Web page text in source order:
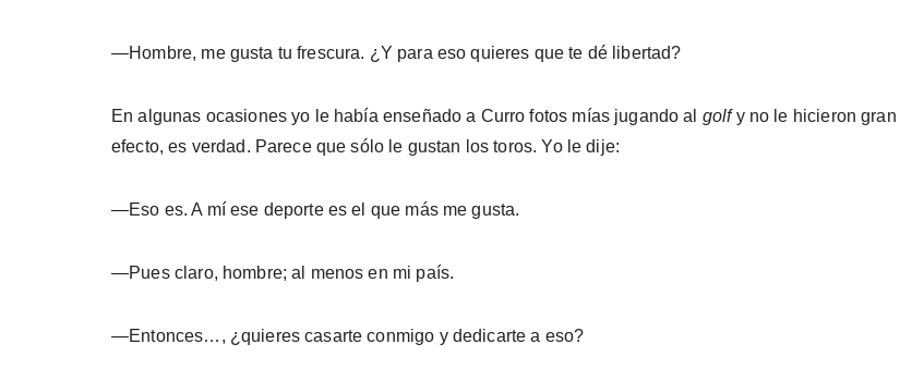
—Hombre, me gusta tu frescura. ¿Y para eso quieres que te dé libertad?
En algunas ocasiones yo le había enseñado a Curro fotos mías jugando al golfy no le hicie­ron gran
efecto, es verdad. Parece que sólo le gustan los toros. Yo le dije:
—Eso es. A mí ese deporte es el que más me gusta.
—Pues claro, hombre; al menos en mi país.
—Entonces…, ¿quieres casarte conmigo y de­dicarte a eso?